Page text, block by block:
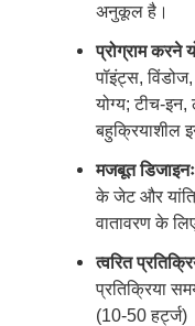
अनुकूल है।
प्रोग्राम करने
पॉइंट्स,
योग्य; टीच-
बहुक्रियाशील
मजबूत डिजाइनः
के जेट और
वातावरण के
त्वरित
प्रतिक्रिया
(10-50 हर्ट्ज)